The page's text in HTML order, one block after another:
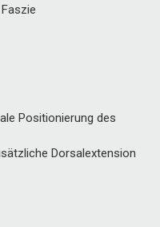
Positionierung des
Dorsalextension